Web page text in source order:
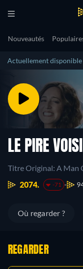
Nouveautés
Actuellement disponible
LE PIRE
Titre Original: A Man
2074.
-71
Où regarder ?
REGARDER